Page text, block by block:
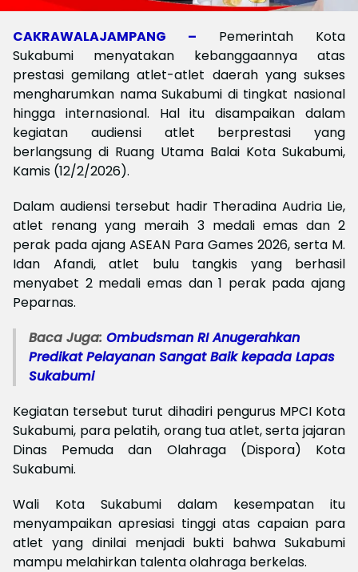
CAKRAWALAJAMPANG – Pemerintah Kota
Sukabumi menyatakan kebanggaannya atas
prestasi gemilang atlet-atlet daerah yang sukses
mengharumkan nama Sukabumi di tingkat nasional
hingga internasional. Hal itu disampaikan dalam
kegiatan audiensi atlet berprestasi yang
berlangsung di Ruang Utama Balai Kota Sukabumi,
Kamis (12/2/2026).
Dalam audiensi tersebut hadir Theradina Audria Lie,
atlet renang yang meraih 3 medali emas dan 2
perak pada ajang ASEAN Para Games 2026, serta M.
Idan Afandi, atlet bulu tangkis yang berhasil
menyabet 2 medali emas dan 1 perak pada ajang
Peparnas.
Baca Juga: Ombudsman RI Anugerahkan
Predikat Pelayanan Sangat Baik kepada Lapas
Sukabumi
Kegiatan tersebut turut dihadiri pengurus MPCI Kota
Sukabumi, para pelatih, orang tua atlet, serta jajaran
Dinas Pemuda dan Olahraga (Dispora) Kota
Sukabumi.
Wali Kota Sukabumi dalam kesempatan itu
menyampaikan apresiasi tinggi atas capaian para
atlet yang dinilai menjadi bukti bahwa Sukabumi
mampu melahirkan talenta olahraga berkelas.